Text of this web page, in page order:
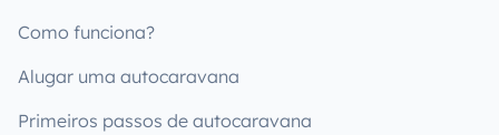
Como funciona?
Alugar uma autocaravana
Primeiros passos de autocaravana